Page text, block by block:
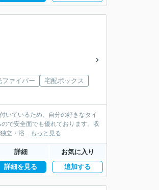
ファイバー
宅配ボックス
いているため、自分の好きなタイ
で安全面でも優れております。収
立・浴... もっと見る
詳細 お気に入り
詳細を見る 追加する